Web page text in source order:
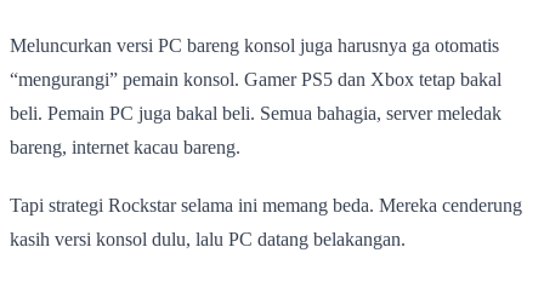
Meluncurkan versi PC bareng konsol juga harusnya ga otomatis
“mengurangi” pemain konsol. Gamer PS5 dan Xbox tetap bakal
beli. Pemain PC juga bakal beli. Semua bahagia, server meledak
bareng, internet kacau bareng.
Tapi strategi Rockstar selama ini memang beda. Mereka cenderung
kasih versi konsol dulu, lalu PC datang belakangan.